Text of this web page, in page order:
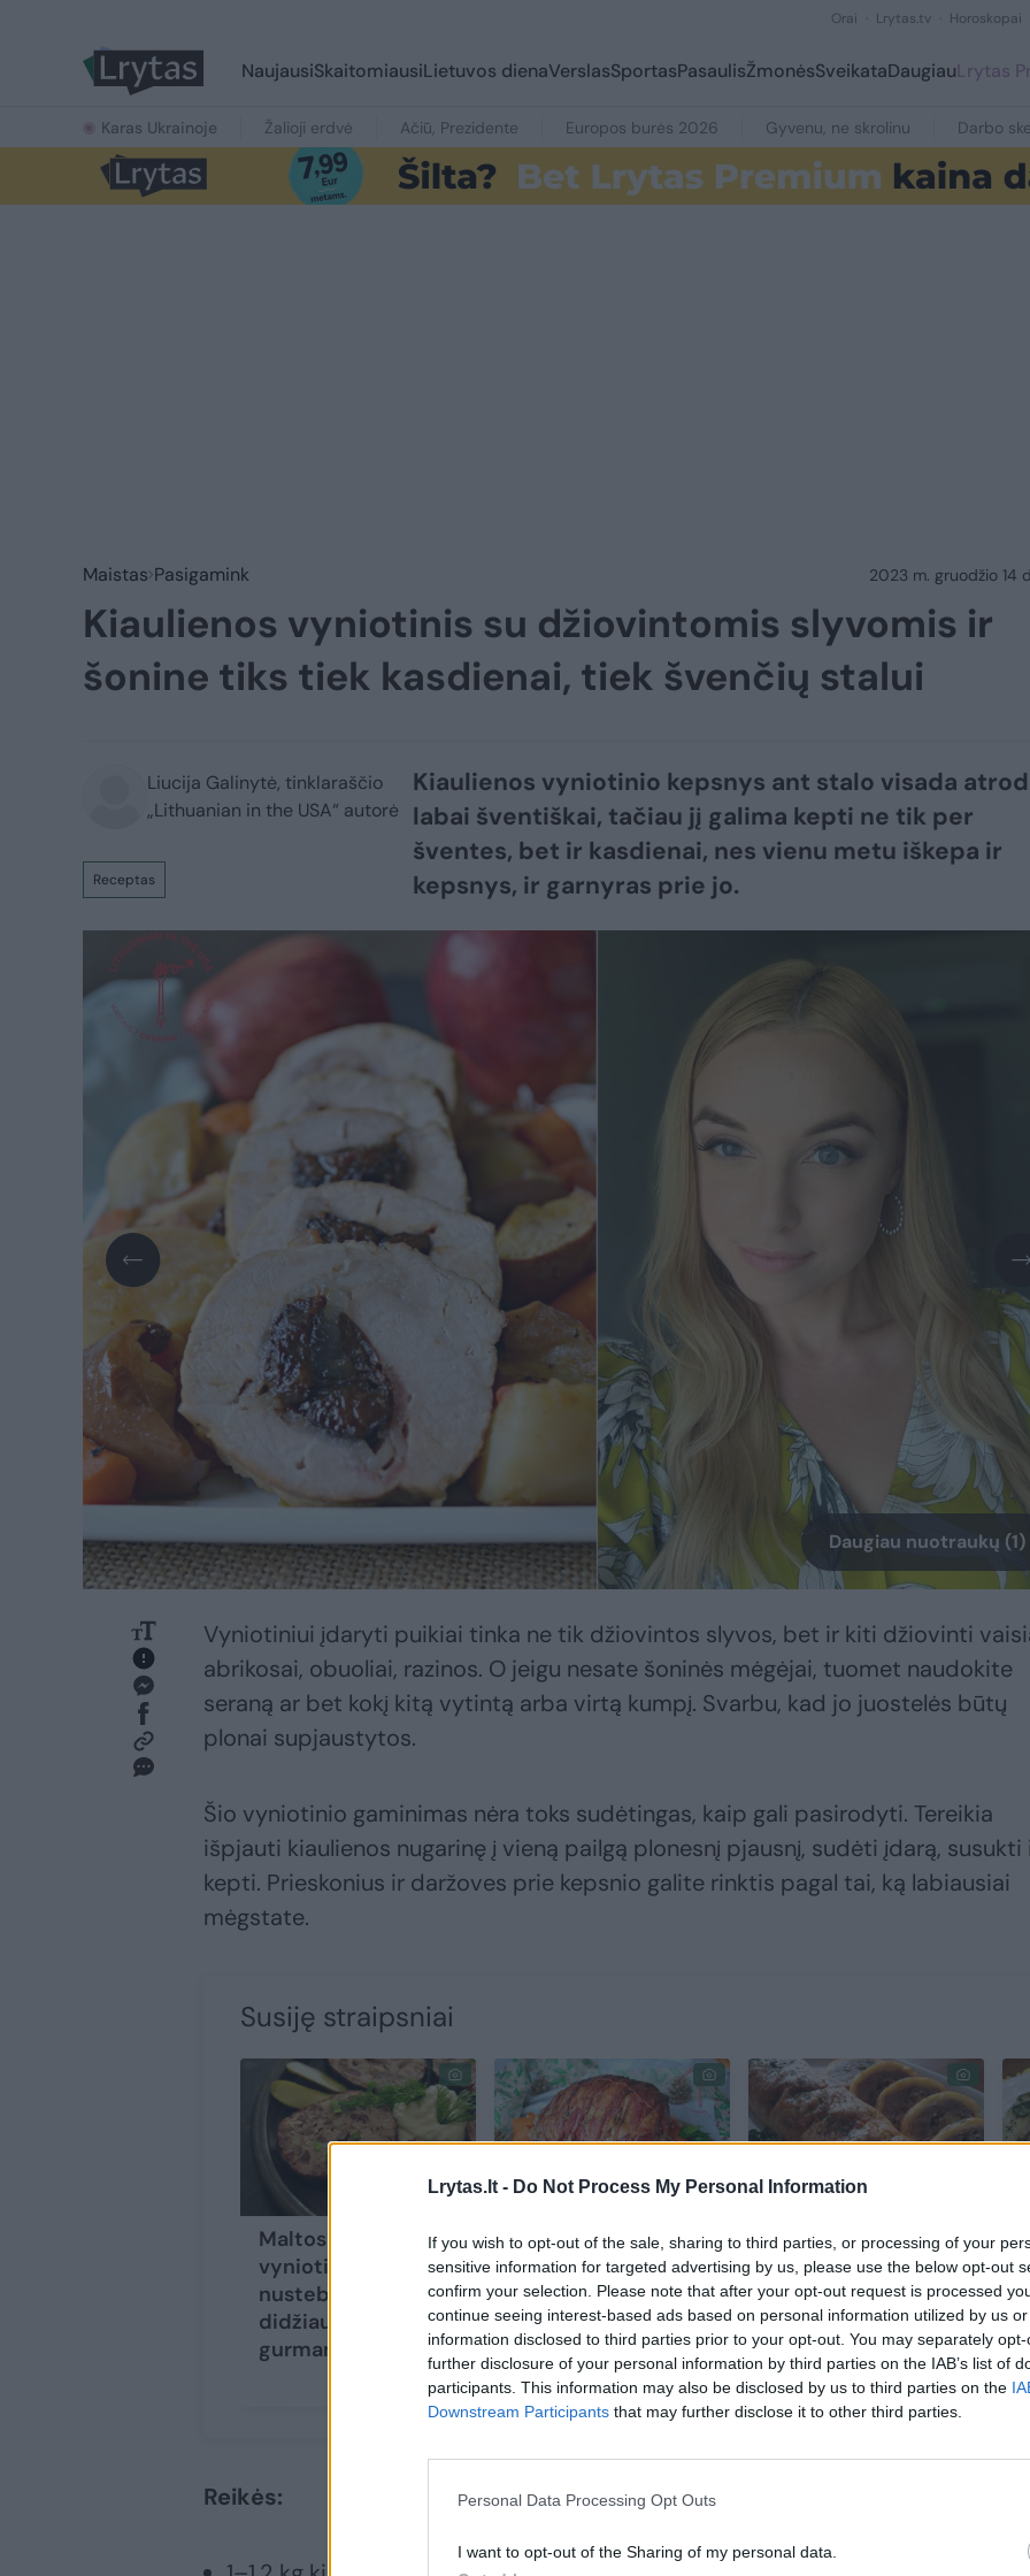
Lrytas.lt - Do Not Process My Personal Information
If you wish to opt-out of the sale, sharing to third parties, or processing of your
sensitive information for targeted advertising by us, please use the below opt-out
confirm your selection. Please note that after your opt-out request is processed
continue seeing interest-based ads based on personal information utilized by us
information disclosed to third parties prior to your opt-out. You may separately
further disclosure of your personal information by third parties on the IAB’s list of
participants. This information may also be disclosed by us to third parties on the
Downstream Participants that may further disclose it to other third parties.
Personal Data Processing Opt Outs
I want to opt-out of the Sharing of my personal data.
Orai Lrytas.tv Horoskopai
NaujausiSkaitomiausiLietuvos dienaVerslasSportasPasaulisŽmonėsSveikataDaugiauLrytas
Karas Ukrainoje Žalioji erdvė Ačiū, Prezidente Europos burės 2026 Gyvenu, ne skrolinu Darbo
Maistas Pasigamink 2023 m. gruodžio 14
Kiaulienos vyniotinis su džiovintomis slyvomis ir
šonine tiks tiek kasdienai, tiek švenčių stalui
Liucija Galinytė, tinklaraščio
„Lithuanian in the USA“ autorė
Receptas
Kiaulienos vyniotinio kepsnys ant stalo visada
labai šventiškai, tačiau jį galima kepti ne tik per
šventes, bet ir kasdienai, nes vienu metu iškepa ir
kepsnys, ir garnyras prie jo.
Daugiau nuotraukų (1)
Vyniotiniui įdaryti puikiai tinka ne tik džiovintos slyvos, bet ir kiti džiovinti
abrikosai, obuoliai, razinos. O jeigu nesate šoninės mėgėjai, tuomet naudokite
seraną ar bet kokį kitą vytintą arba virtą kumpį. Svarbu, kad jo juostelės būtų
plonai supjaustytos.
Šio vyniotinio gaminimas nėra toks sudėtingas, kaip gali pasirodyti. Tereikia
išpjauti kiaulienos nugarinę į vieną pailgą plonesnį pjausnį, sudėti įdarą, susukti
kepti. Prieskonius ir daržoves prie kepsnio galite rinktis pagal tai, ką labiausiai
mėgstate.
Susiję straipsniai
Maltos mėsos
vyniotinis
nustebins net
didžiausius
gurmanus
Kiaulienos kepsnys,
apvyniotas šonine:
rezultatas pranoks
lūkesčius
Mėsos ir sūrio
vyniotinis iškart
pateko į
mėgstamiausiųjų
sąrašą
Reikės: